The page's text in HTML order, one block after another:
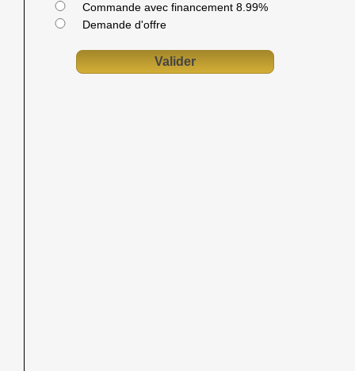
Commande avec financement 8.99%
Demande d'offre